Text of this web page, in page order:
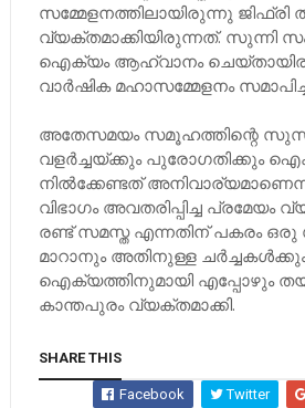
സമ്മേളനത്തിലായിരുന്നു ജിഫ്രി
വ്യക്തമാക്കിയിരുന്നത്. സുന്നി
ഐക്യം ആഹ്വാനം
വാർഷിക മഹാസമ്മേളനം
അതേസമയം സമൂഹത്തിന്റെ
വളർച്ചയ്ക്കും പുരോഗതിക്കും
നിൽക്കേണ്ടത്
വിഭാഗം അവതരിപ്പിച്ച പ്രമേയം
രണ്ട് സമസ്ത എന്നതിന് പകരം ഒരു
മാറാനും അതിനുള്ള
ഐക്യത്തിനുമായി എപ്പോഴും
കാന്തപുരം വ്യക്തമാക്കി.
SHARE THIS
Facebook Twitter